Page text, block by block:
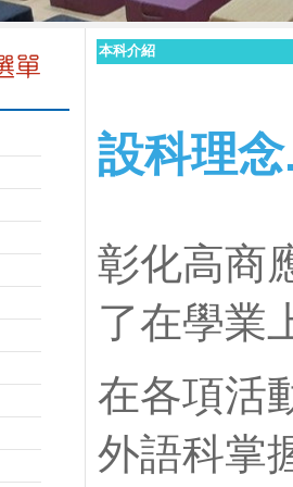
本科介紹
設科理
彰化高商
了在學業
在各項活
外語科掌